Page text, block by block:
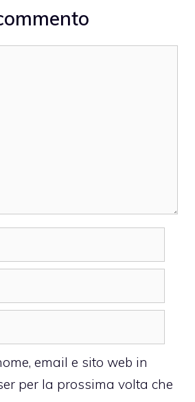
email e sito web in
per la prossima volta che